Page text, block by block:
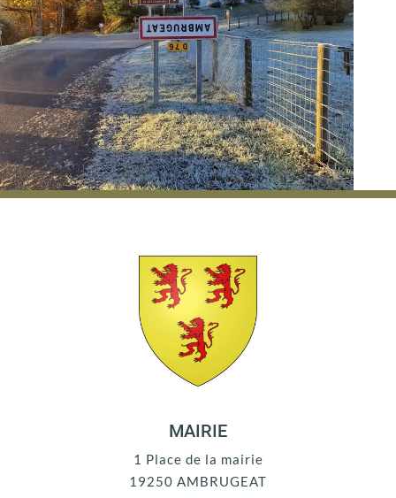
MAIRIE
1 Place de la mairie
19250 AMBRUGEAT